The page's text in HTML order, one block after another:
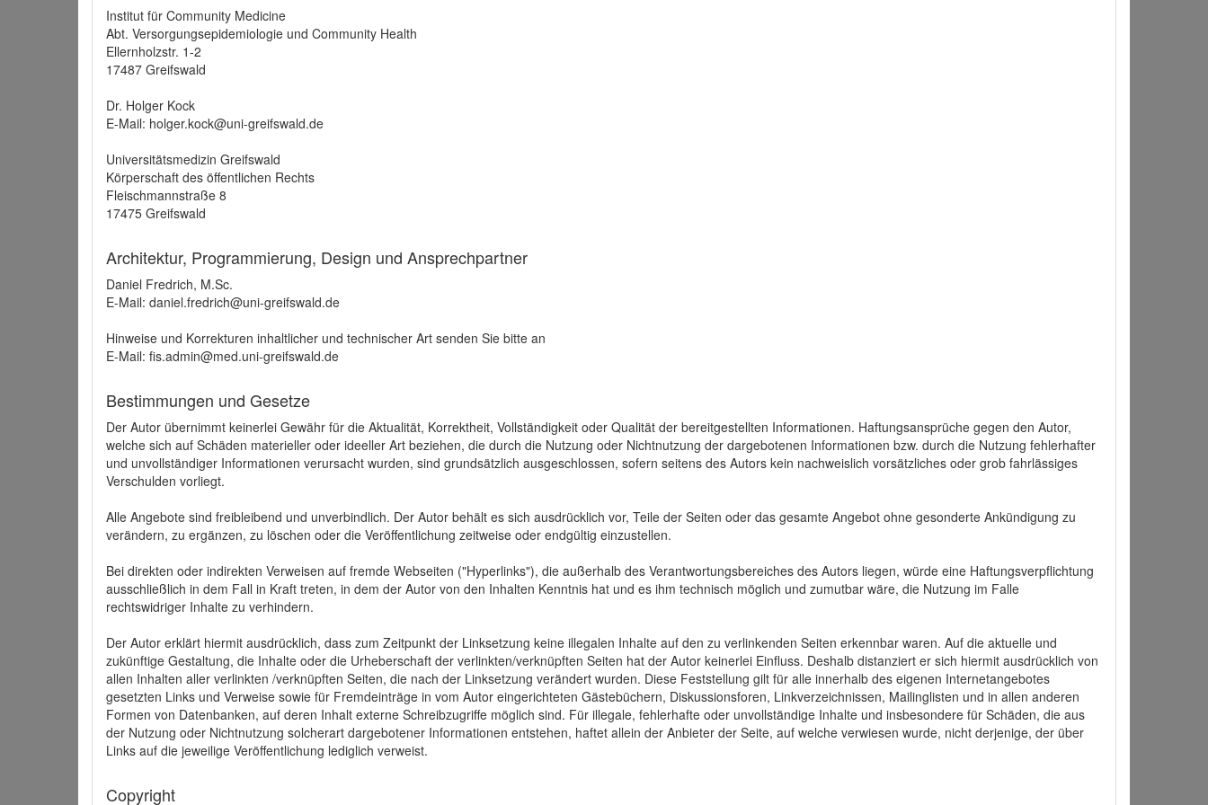
Institut für Community Medicine
Abt. Versorgungsepidemiologie und Community Health
Ellernholzstr. 1-2
17487 Greifswald
Dr. Holger Kock
E-Mail: holger.kock@uni-greifswald.de
Universitätsmedizin Greifswald
Körperschaft des öffentlichen Rechts
Fleischmannstraße 8
17475 Greifswald
Architektur, Programmierung, Design und Ansprechpartner
Daniel Fredrich, M.Sc.
E-Mail: daniel.fredrich@uni-greifswald.de
Hinweise und Korrekturen inhaltlicher und technischer Art senden Sie bitte an
E-Mail: fis.admin@med.uni-greifswald.de
Bestimmungen und Gesetze
Der Autor übernimmt keinerlei Gewähr für die Aktualität, Korrektheit, Vollständigkeit oder Qualität der bereitgestellten Informationen. Haftungsansprüche gegen den Autor,
welche sich auf Schäden materieller oder ideeller Art beziehen, die durch die Nutzung oder Nichtnutzung der dargebotenen Informationen bzw. durch die Nutzung fehlerhafter
und unvollständiger Informationen verursacht wurden, sind grundsätzlich ausgeschlossen, sofern seitens des Autors kein nachweislich vorsätzliches oder grob fahrlässiges
Verschulden vorliegt.
Alle Angebote sind freibleibend und unverbindlich. Der Autor behält es sich ausdrücklich vor, Teile der Seiten oder das gesamte Angebot ohne gesonderte Ankündigung zu
verändern, zu ergänzen, zu löschen oder die Veröffentlichung zeitweise oder endgültig einzustellen.
Bei direkten oder indirekten Verweisen auf fremde Webseiten ("Hyperlinks"), die außerhalb des Verantwortungsbereiches des Autors liegen, würde eine Haftungsverpflichtung
ausschließlich in dem Fall in Kraft treten, in dem der Autor von den Inhalten Kenntnis hat und es ihm technisch möglich und zumutbar wäre, die Nutzung im Falle
rechtswidriger Inhalte zu verhindern.
Der Autor erklärt hiermit ausdrücklich, dass zum Zeitpunkt der Linksetzung keine illegalen Inhalte auf den zu verlinkenden Seiten erkennbar waren. Auf die aktuelle und
zukünftige Gestaltung, die Inhalte oder die Urheberschaft der verlinkten/verknüpften Seiten hat der Autor keinerlei Einfluss. Deshalb distanziert er sich hiermit ausdrücklich von
allen Inhalten aller verlinkten /verknüpften Seiten, die nach der Linksetzung verändert wurden. Diese Feststellung gilt für alle innerhalb des eigenen Internetangebotes
gesetzten Links und Verweise sowie für Fremdeinträge in vom Autor eingerichteten Gästebüchern, Diskussionsforen, Linkverzeichnissen, Mailinglisten und in allen anderen
Formen von Datenbanken, auf deren Inhalt externe Schreibzugriffe möglich sind. Für illegale, fehlerhafte oder unvollständige Inhalte und insbesondere für Schäden, die aus
der Nutzung oder Nichtnutzung solcherart dargebotener Informationen entstehen, haftet allein der Anbieter der Seite, auf welche verwiesen wurde, nicht derjenige, der über
Links auf die jeweilige Veröffentlichung lediglich verweist.
Copyright